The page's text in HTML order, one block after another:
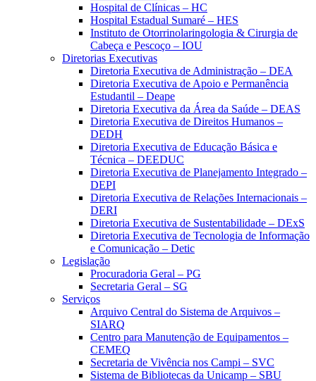
Hospital de Clínicas – HC
Hospital Estadual Sumaré – HES
Instituto de Otorrinolaringologia & Cirurgia de
Cabeça e Pescoço – IOU
Diretorias Executivas
Diretoria Executiva de Administração – DEA
Diretoria Executiva de Apoio e Permanência
Estudantil – Deape
Diretoria Executiva da Área da Saúde – DEAS
Diretoria Executiva de Direitos Humanos –
DEDH
Diretoria Executiva de Educação Básica e
Técnica – DEEDUC
Diretoria Executiva de Planejamento Integrado –
DEPI
Diretoria Executiva de Relações Internacionais –
DERI
Diretoria Executiva de Sustentabilidade – DExS
Diretoria Executiva de Tecnologia de Informação
e Comunicação – Detic
Legislação
Procuradoria Geral – PG
Secretaria Geral – SG
Serviços
Arquivo Central do Sistema de Arquivos –
SIARQ
Centro para Manutenção de Equipamentos –
CEMEQ
Secretaria de Vivência nos Campi – SVC
Sistema de Bibliotecas da Unicamp – SBU